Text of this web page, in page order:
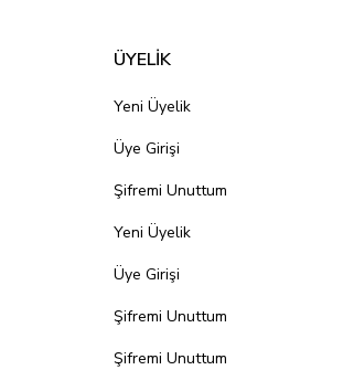
ÜYELİK
Yeni Üyelik
Üye Girişi
Şifremi Unuttum
Yeni Üyelik
Üye Girişi
Şifremi Unuttum
Şifremi Unuttum